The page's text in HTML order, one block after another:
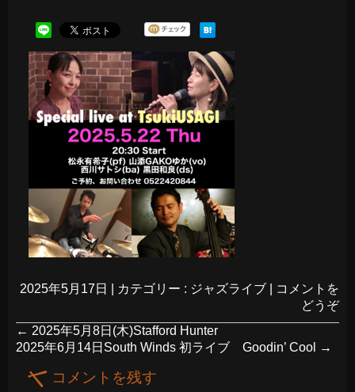
2025年5月17日 カテゴリー : ジャズライブ
コメントを
どうぞ
← 2025年5月8日(木)Stafford Hunter
2025年6月14日South Winds 初ライブ Goodin’ Cool
→
コメントを残す